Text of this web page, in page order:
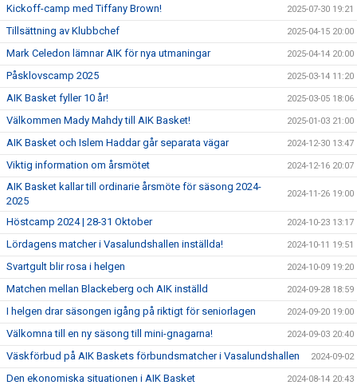
Kickoff-camp med Tiffany Brown! 2025-07-30 19:21
Tillsättning av Klubbchef 2025-04-15 20:00
Mark Celedon lämnar AIK för nya utmaningar 2025-04-14 20:00
Påsklovscamp 2025 2025-03-14 11:20
AIK Basket fyller 10 år! 2025-03-05 18:06
Välkommen Mady Mahdy till AIK Basket! 2025-01-03 21:00
AIK Basket och Islem Haddar går separata vägar 2024-12-30 13:47
Viktig information om årsmötet 2024-12-16 20:07
AIK Basket kallar till ordinarie årsmöte för säsong 2024-
2025
2024-11-26 19:00
Höstcamp 2024 | 28-31 Oktober 2024-10-23 13:17
Lördagens matcher i Vasalundshallen inställda! 2024-10-11 19:51
Svartgult blir rosa i helgen 2024-10-09 19:20
Matchen mellan Blackeberg och AIK inställd 2024-09-28 18:59
I helgen drar säsongen igång på riktigt för seniorlagen 2024-09-20 19:00
Välkomna till en ny säsong till mini-gnagarna! 2024-09-03 20:40
Väskförbud på AIK Baskets förbundsmatcher i Vasalundshallen 2024-09-02
Den ekonomiska situationen i AIK Basket 2024-08-14 20:43